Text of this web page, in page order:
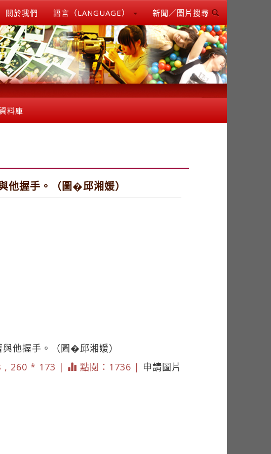
關於我們 語言（LANGUAGE） 新聞／圖片搜尋
料庫
他握手。（圖�邱湘媛）
他握手。（圖�邱湘媛）
, 260 * 173 |
點閱：1736 | 申請圖片